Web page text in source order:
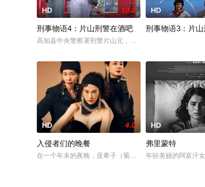
HD 10.0
刑事物语4：片山刑警在酒吧
高知县中央警察署刑警片山元，在乘火车押送犯人的途
HD
刑事物语3：片
HD 4.0
入侵者们的晚餐
在一个年末的夜晚，亚希子（菊地凛子 饰）、惠（平岩
HD
弗里蒙特
年轻美丽的阿富汗